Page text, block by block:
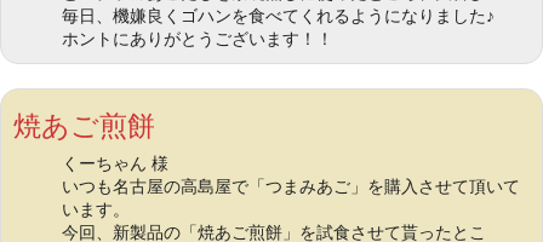
毎日、機嫌良くゴハンを食べてくれるようになりました♪
ホントにありがとうございます！！
焼あご煎餅
くーちゃん 様
いつも名古屋の高島屋で「つまみあご」を購入させて頂いて
います。
今回、新製品の「焼あご煎餅」を試食させて貰ったとこ